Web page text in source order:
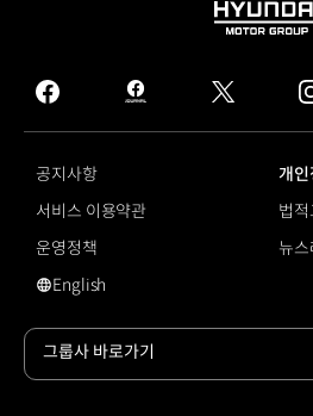
HYUNDAI
GROUP
facebook
hmg
journal
twitter
공지사항
개인
서비스 이용약관
법적
운영정책
뉴스
전고체 배터리
English
그룹사 바로가기